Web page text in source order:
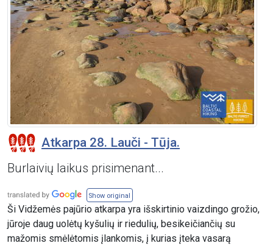
Atkarpa 28. Lauči - Tūja.
Burlaivių laikus prisimenant...
Show original
Ši Vidžemės pajūrio atkarpa yra išskirtinio vaizdingo grožio,
jūroje daug uolėtų kyšulių ir riedulių, besikeičiančių su
mažomis smėlėtomis įlankomis, į kurias įteka vasarą